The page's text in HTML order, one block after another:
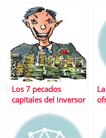
Los 7 pecados
capitales del inversor